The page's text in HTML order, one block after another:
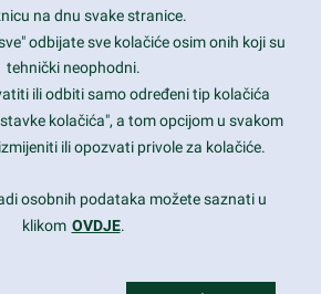
© All Rights Reserved
na dnu svake stranice.
odbijate sve kolačiće osim onih koji su
tehnički neophodni.
ili odbiti samo određeni tip kolačića
kolačića", a tom opcijom u svakom
ili opozvati privole za kolačiće.
osobnih podataka možete saznati u
klikom OVDJE.